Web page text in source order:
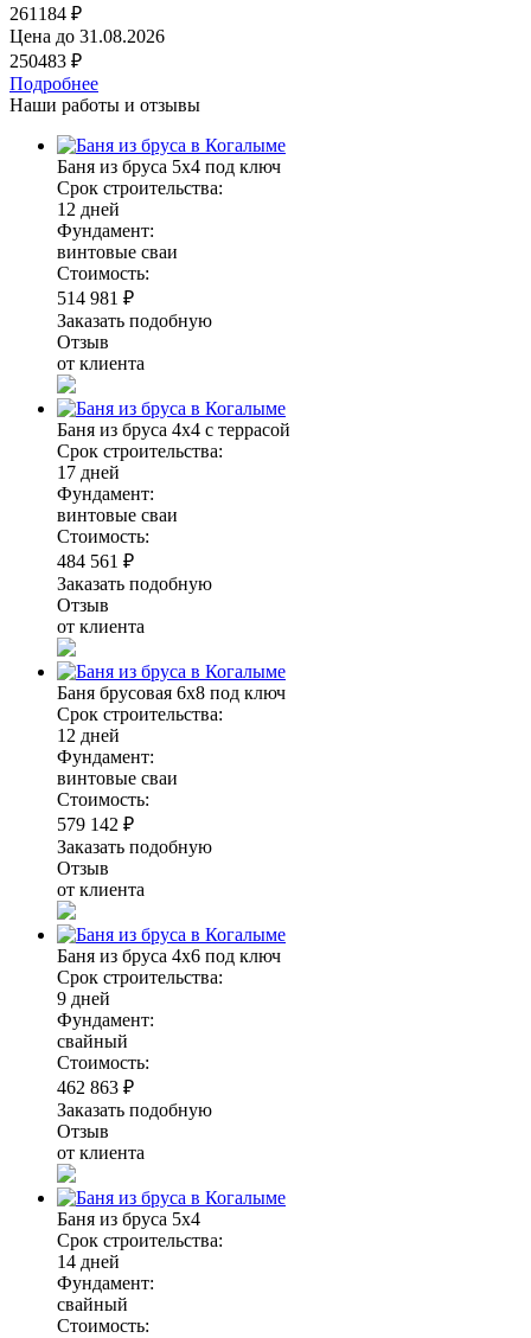
261184 ₽
Цена до 31.08.2026
250483 ₽
Подробнее
Наши работы и отзывы
Баня из бруса 5х4 под ключ
Срок строительства:
12 дней
Фундамент:
винтовые сваи
Стоимость:
514 981 ₽
Заказать подобную
Отзыв
от клиента
Баня из бруса 4х4 с террасой
Срок строительства:
17 дней
Фундамент:
винтовые сваи
Стоимость:
484 561 ₽
Заказать подобную
Отзыв
от клиента
Баня брусовая 6х8 под ключ
Срок строительства:
12 дней
Фундамент:
винтовые сваи
Стоимость:
579 142 ₽
Заказать подобную
Отзыв
от клиента
Баня из бруса 4х6 под ключ
Срок строительства:
9 дней
Фундамент:
свайный
Стоимость:
462 863 ₽
Заказать подобную
Отзыв
от клиента
Баня из бруса 5х4
Срок строительства:
14 дней
Фундамент:
свайный
Стоимость: